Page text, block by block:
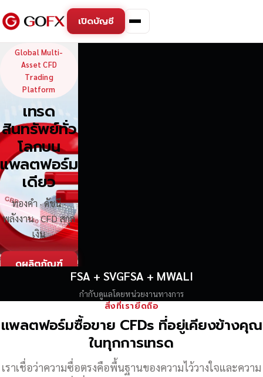
เปิดบัญชี
GoFX — Global Multi-
Global Multi-
Asset CFD
Trading
Platform
เทรด
สินทรัพย์ทั่ว
โลกบน
แพลตฟอร์ม
เดียว
ทองคำ · ดัชนี ·
พลังงาน · CFD สกุล
เงิน
ดูผลิตภัณฑ์
FSA + SVGFSA + MWALI
กำกับดูแลโดยหน่วยงานทางการ
สิ่งที่เรายึดถือ
แพลตฟอร์มซื้อขาย CFDs ที่อยู่เคียงข้างคุณ
ในทุกการเทรด
เราเชื่อว่าความซื่อตรงคือพื้นฐานของความไว้วางใจและความ